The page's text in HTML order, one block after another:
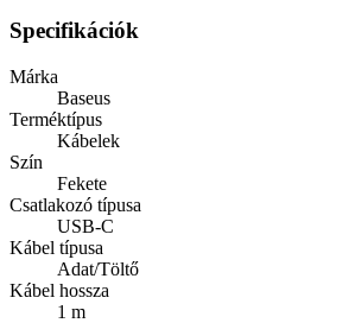
Specifikációk
Márka
Baseus
Terméktípus
Kábelek
Szín
Fekete
Csatlakozó típusa
USB-C
Kábel típusa
Adat/Töltő
Kábel hossza
1 m